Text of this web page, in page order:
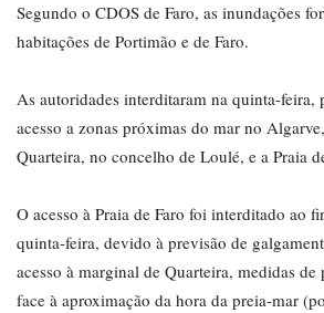
Segundo o CDOS de Faro, as inundações
habitações de Portimão e de Faro.
As autoridades interditaram na quinta-feira,
acesso a zonas próximas do mar no
Quarteira, no concelho de Loulé, e a Praia
O acesso à Praia de Faro foi interditado ao
quinta-feira, devido à previsão de
acesso à marginal de Quarteira, medidas de
face à aproximação da hora da preia-mar